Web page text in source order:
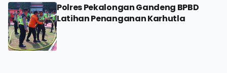
Polres Pekalongan Gandeng BPBD
Latihan Penanganan Karhutla